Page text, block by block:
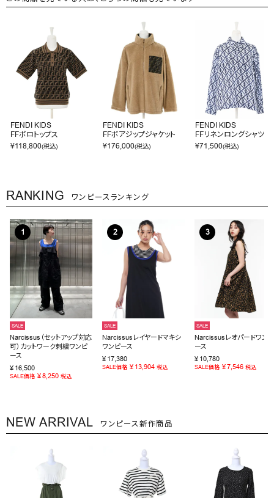
FENDI KIDS
FFポロトップス
¥118,800(税込)
FENDI KIDS
FFボアジップジャケット
¥176,000(税込)
FENDI KIDS
FFリネンロングシャツ
¥71,500(税込)
RANKING ワンピースランキング
SALE
Narcissus（セットアップ対応
可）カットワーク刺繍ワンピ
ース
¥ 16,500
SALE価格 ¥8,250 税込
SALE
Narcissusレイヤードマキシ
ワンピース
¥ 17,380
SALE価格 ¥ 13,904 税込
SALE
Narcissusレオパードワンピ
ース
¥ 10,780
SALE価格 ¥7,546 税込
NEW ARRIVAL ワンピース新作商品